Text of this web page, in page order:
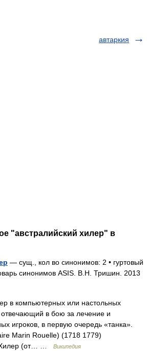
автаркия
"австралийский хилер" в
— сущ., кол во синонимов: 2 • гуртовый
синонимов ASIS. В.Н. Тришин. 2013
в компьютерных или настольных
отвечающий в бою за лечение и
игроков, в первую очередь «танка».
Marin Rouelle) (1718 1779)
Хилер (от… …
Википедия